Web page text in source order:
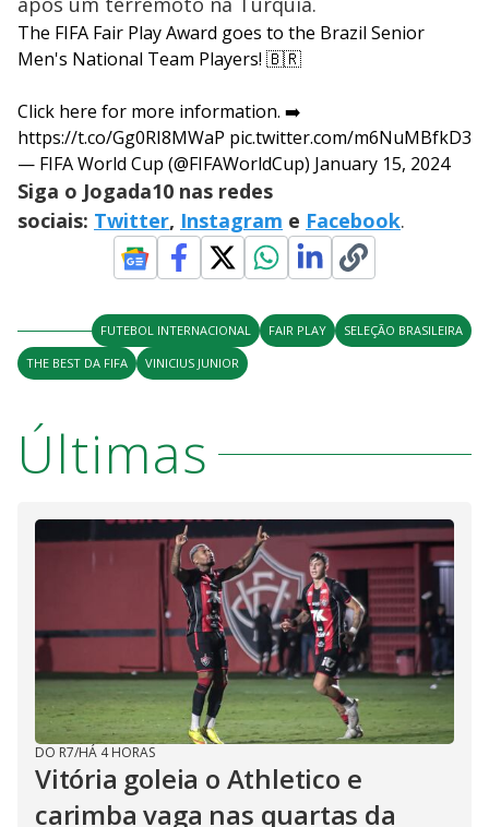
The FIFA Fair Play Award goes to the Brazil Senior
Men's National Team Players! 🇧🇷
Click here for more information. ➡️
https://t.co/Gg0RI8MWaP pic.twitter.com/m6NuMBfkD3
— FIFA World Cup (@FIFAWorldCup) January 15, 2024
Siga o Jogada10 nas redes
sociais: Twitter, Instagram e Facebook.
FUTEBOL INTERNACIONAL FAIR PLAY
SELEÇÃO BRASILEIRA
THE BEST DA FIFA
VINICIUS JUNIOR
Últimas
DO R7/HÁ 4 HORAS
Vitória goleia o Athletico e
carimba vaga nas quartas da